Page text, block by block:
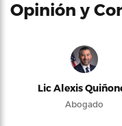
Opinión y
Lic Alexis
Abogado